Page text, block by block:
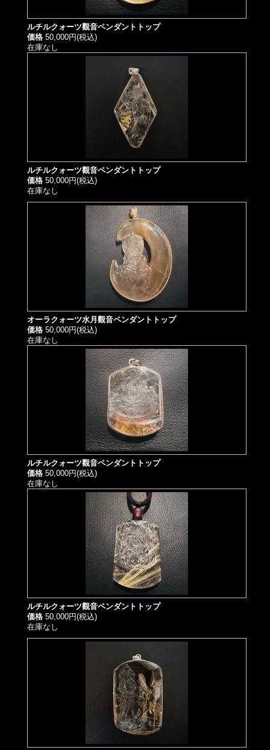
ルチルクォーツ觀音ペンダントトップ
価格 50,000円(税込)
在庫なし
ルチルクォーツ觀音ペンダントトップ
価格 50,000円(税込)
在庫なし
オーラクォーツ水月觀音ペンダントトップ
価格 50,000円(税込)
在庫なし
ルチルクォーツ觀音ペンダントトップ
価格 50,000円(税込)
在庫なし
ルチルクォーツ觀音ペンダントトップ
価格 50,000円(税込)
在庫なし